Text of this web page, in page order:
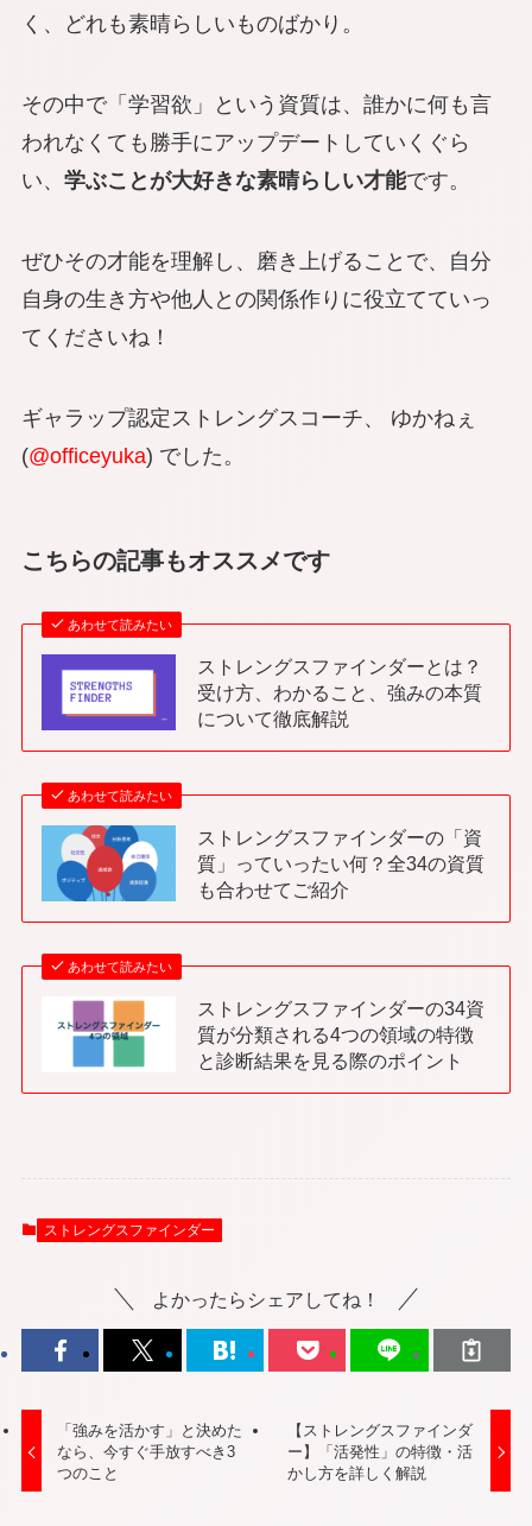
く、どれも素晴らしいものばかり。
その中で「学習欲」という資質は、誰かに何も言
われなくても勝手にアップデートしていくぐら
い、 学ぶことが大好きな素晴らしい才能です。
ぜひその才能を理解し、磨き上げることで、自分
自身の生き方や他人との関係作りに役立てていっ
てくださいね！
ギャラップ認定ストレングスコーチ、 ゆかねぇ
(@officeyuka) でした。
こちらの記事もオススメです
あわせて読みたい
ストレングスファインダーとは？
受け方、わかること、強みの本質
について徹底解説
あわせて読みたい
ストレングスファインダーの「資
質」っていったい何？全34の資質
も合わせてご紹介
あわせて読みたい
ストレングスファインダーの34資
質が分類される4つの領域の特徴
と診断結果を見る際のポイント
ストレングスファインダー
よかったらシェアしてね！
「強みを活かす」と決めた
なら、今すぐ手放すべき3
つのこと
【ストレングスファインダ
ー】「活発性」の特徴・活
かし方を詳しく解説